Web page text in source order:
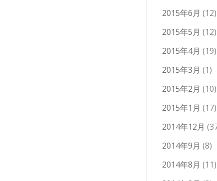
2015年6月 (12)
2015年5月 (12)
2015年4月 (19)
2015年3月 (1)
2015年2月 (10)
2015年1月 (17)
2014年12月
2014年9月 (8)
2014年8月 (11)